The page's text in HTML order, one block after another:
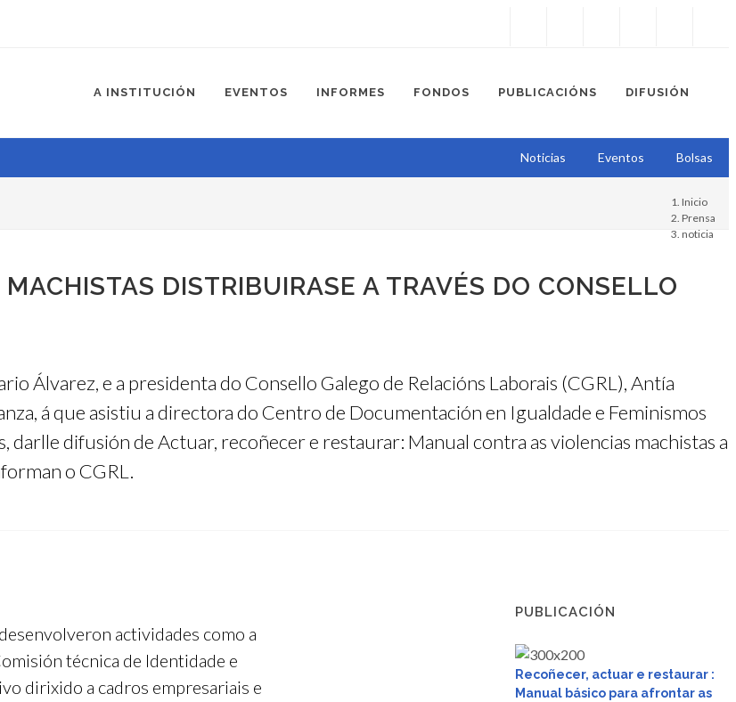
A INSTITUCIÓN EVENTOS INFORMES FONDOS PUBLICACIÓNS DIFUSIÓN
Noticias Eventos Bolsas
Inicio
Prensa
noticia
DISTRIBUIRASE A TRAVÉS DO CONSELLO
Álvarez, e a presidenta do Consello Galego de Relacións Laborais (CGRL), Antía
á que asistiu a directora do Centro de Documentación en Igualdade e Feminismos
difusión de Actuar, recoñecer e restaurar: Manual contra as violencias machistas a
o CGRL.
actividades como a
técnica de Identidade e
dirixido a cadros empresariais e
PUBLICACIÓN
Recoñecer, actuar e restaurar :
Manual básico para afrontar as